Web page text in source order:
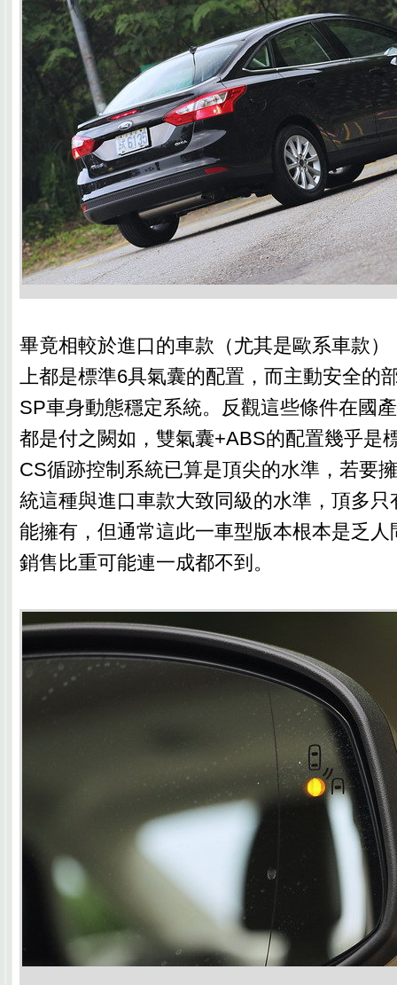
畢竟相較於進口的車款（尤其是歐系車款
上都是標準6具氣囊的配置，而主動安全的
SP車身動態穩定系統。反觀這些條件在國
都是付之闕如，雙氣囊+ABS的配置幾乎是
CS循跡控制系統已算是頂尖的水準，若要
統這種與進口車款大致同級的水準，頂多
能擁有，但通常這此一車型版本根本是乏
銷售比重可能連一成都不到。